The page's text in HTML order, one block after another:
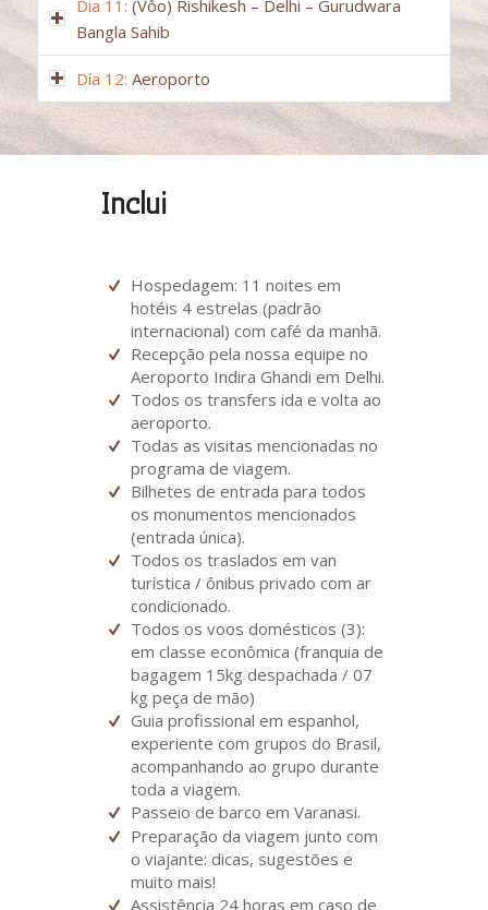
Dia 11: (Vôo) Rishikesh – Delhi – Gurudwara
Bangla Sahib
Día 12: Aeroporto
Inclui
Hospedagem: 11 noites em
hotéis 4 estrelas (padrão
internacional) com café da manhã.
Recepção pela nossa equipe no
Aeroporto Indira Ghandi em Delhi.
Todos os transfers ida e volta ao
aeroporto.
Todas as visitas mencionadas no
programa de viagem.
Bilhetes de entrada para todos
os monumentos mencionados
(entrada única).
Todos os traslados em van
turística / ônibus privado com ar
condicionado.
Todos os voos domésticos (3):
em classe econômica (franquia de
bagagem 15kg despachada / 07
kg peça de mão)
Guia profissional em espanhol,
experiente com grupos do Brasil,
acompanhando ao grupo durante
toda a viagem.
Passeio de barco em Varanasi.
Preparação da viagem junto com
o viajante: dicas, sugestões e
muito mais!
Assistência 24 horas em caso de